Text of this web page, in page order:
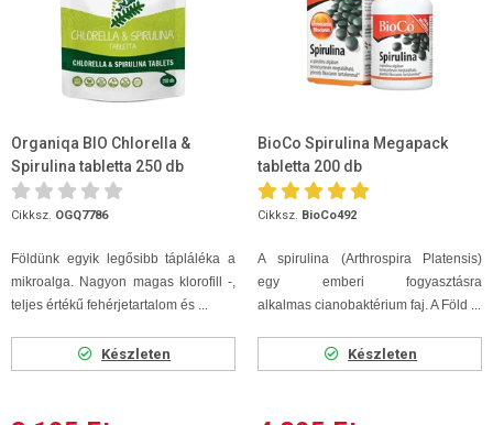
Organiqa BIO Chlorella &
Spirulina tabletta 250 db
Cikksz. OGQ7786
Földünk egyik legősibb tápláléka a
mikroalga. Nagyon magas klorofill -,
teljes értékű fehérjetartalom és ...
Készleten
BioCo Spirulina Megapack
tabletta 200 db
Cikksz. BioCo492
A spirulina (Arthrospira Platensis)
egy emberi fogyasztásra
alkalmas cianobaktérium faj. A Föld ...
Készleten